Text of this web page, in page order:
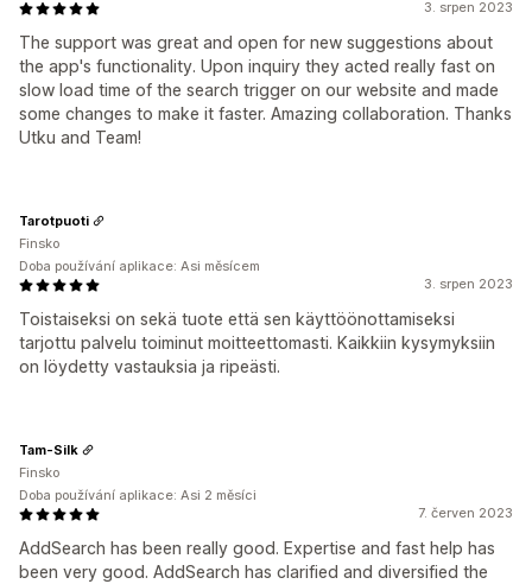
3. srpen 2023
The support was great and open for new suggestions about
the app's functionality. Upon inquiry they acted really fast on
slow load time of the search trigger on our website and made
some changes to make it faster. Amazing collaboration. Thanks
Utku and Team!
3. srpen 2023
Toistaiseksi on sekä tuote että sen käyttöönottamiseksi
tarjottu palvelu toiminut moitteettomasti. Kaikkiin kysymyksiin
on löydetty vastauksia ja ripeästi.
Tarotpuoti
Finsko
Doba používání aplikace: Asi měsícem
7. červen 2023
AddSearch has been really good. Expertise and fast help has
been very good. AddSearch has clarified and diversified the
Tam-Silk
Finsko
Doba používání aplikace: Asi 2 měsíci